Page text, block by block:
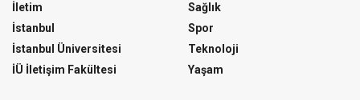
İletim
İstanbul
İstanbul Üniversitesi
İÜ İletişim Fakültesi
Sağlık
Spor
Teknoloji
Yaşam